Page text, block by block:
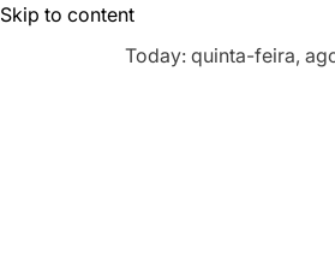
Skip to content
Today: quinta-feira,